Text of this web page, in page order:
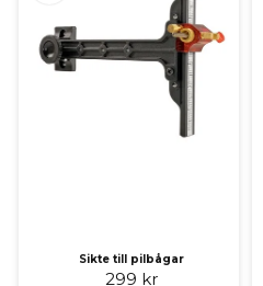
Sikte till pilbågar
299 kr